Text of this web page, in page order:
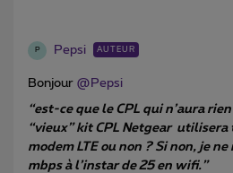
P Pepsi AUTEUR
Bonjour @Pepsi
“est-ce que le CPL qui n’aura
“vieux” kit CPL Netgear
modem LTE ou non ? Si non, je
mbps à l’instar de 25 en wifi.”